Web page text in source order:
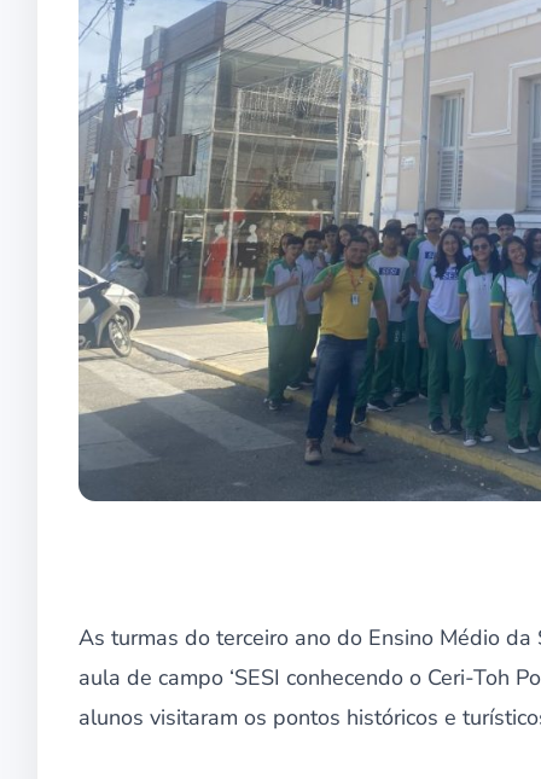
As turmas do terceiro ano do Ensino Médio
aula de campo ‘SESI conhecendo o Ceri-Toh
alunos visitaram os pontos históricos e